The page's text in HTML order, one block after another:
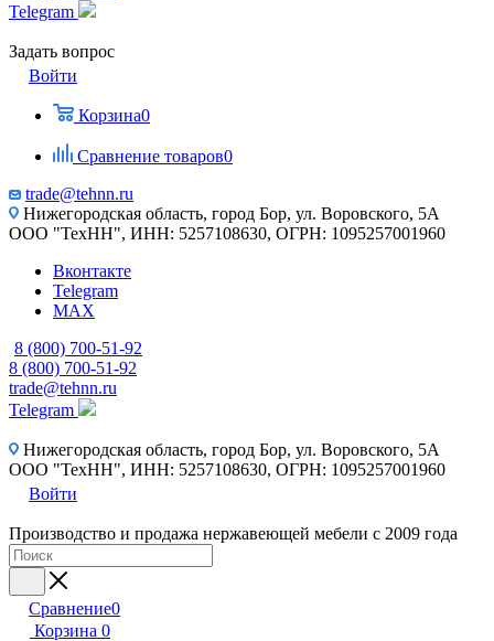
Telegram
Задать вопрос
Войти
Корзина0
Сравнение товаров0
trade@tehnn.ru
Нижегородская область, город Бор, ул. Воровского, 5А
ООО "ТехНН", ИНН: 5257108630, ОГРН: 1095257001960
Вконтакте
Telegram
MAX
8 (800) 700-51-92
8 (800) 700-51-92
trade@tehnn.ru
Telegram
Нижегородская область, город Бор, ул. Воровского, 5А
ООО "ТехНН", ИНН: 5257108630, ОГРН: 1095257001960
Войти
Производство и продажа нержавеющей мебели с 2009 года
Сравнение0
Корзина 0